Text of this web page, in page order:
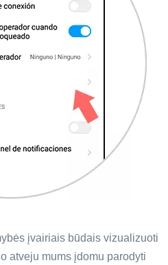
įvairiais būdais vizualizuoti
atveju mums įdomu parodyti